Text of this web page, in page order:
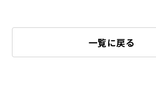
一覧に戻る